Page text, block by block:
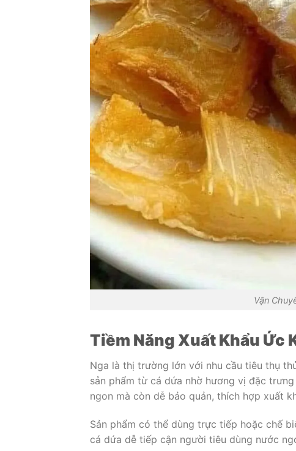
Vận
Tiềm Năng Xuất Khẩu Ức
Nga là thị trường lớn với nhu cầu tiêu thụ
sản phẩm từ cá dứa nhờ hương vị đặc
ngon mà còn dễ bảo quản, thích hợp xuất
Sản phẩm có thể dùng trực tiếp hoặc chế
cá dứa dễ tiếp cận người tiêu dùng nước